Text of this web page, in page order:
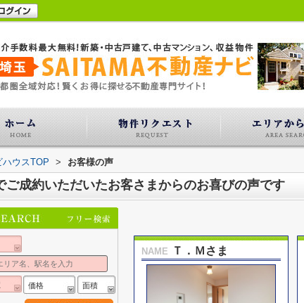
ハウスTOP > お客様の声
ご成約いただいたお客さまからのお喜びの声です
NAME Ｔ．Ｍさま
価格 面積